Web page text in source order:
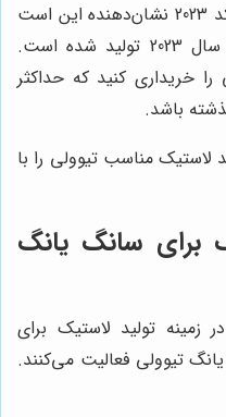
تولید است. به عنوان مثال، کد 2023 نشان‌دهنده این است
که لاستیک در هفته بیستم سال 2023 تولید شده است.
خریداری کنید که حداکثر
باشد.
لاستیک مناسب تیوولی را با
برای سانگ یانگ
زمینه تولید لاستیک برای
تیوولی فعالیت می‌کنند.